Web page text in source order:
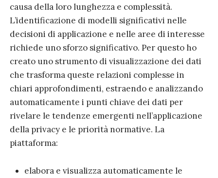
causa della loro lunghezza e complessità.
L’identificazione di modelli significativi nelle
decisioni di applicazione e nelle aree di interesse
richiede uno sforzo significativo. Per questo ho
creato uno strumento di visualizzazione dei dati
che trasforma queste relazioni complesse in
chiari approfondimenti, estraendo e analizzando
automaticamente i punti chiave dei dati per
rivelare le tendenze emergenti nell’applicazione
della privacy e le priorità normative. La
piattaforma:
elabora e visualizza automaticamente le